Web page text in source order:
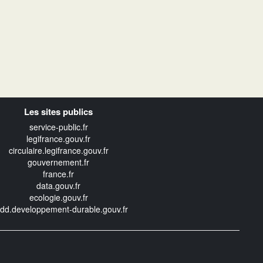
Les sites publics
service-public.fr
legifrance.gouv.fr
circulaire.legifrance.gouv.fr
gouvernement.fr
france.fr
data.gouv.fr
ecologie.gouv.fr
durable.gouv.fr